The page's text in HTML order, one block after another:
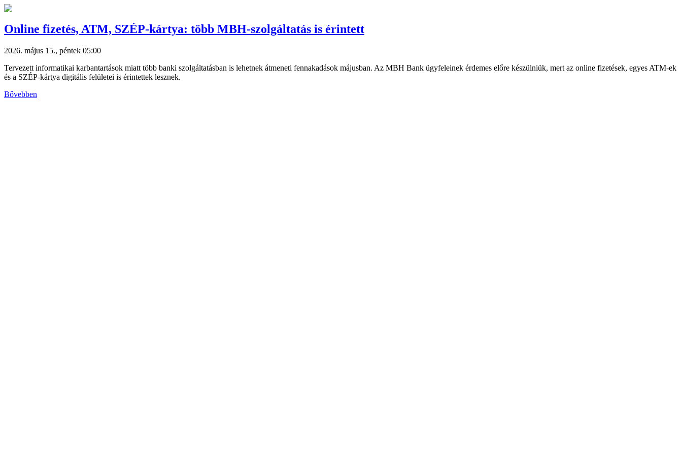
Online fizetés, ATM, SZÉP-kártya: több MBH-szolgáltatás is érintett
2026. május 15., péntek 05:00
Tervezett informatikai karbantartások miatt több banki szolgáltatásban is lehetnek átmeneti fennakadások májusban. Az MBH Bank ügyfeleinek érdemes előre készülniük, mert az online fizetések, egyes ATM-ek
és a SZÉP-kártya digitális felületei is érintettek lesznek.
Bővebben